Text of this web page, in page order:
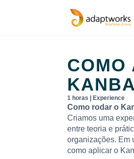
COMO
1 horas | Experience
Como rodar o
Criamos uma
entre teoria e
organizações. Em
como aplicar o